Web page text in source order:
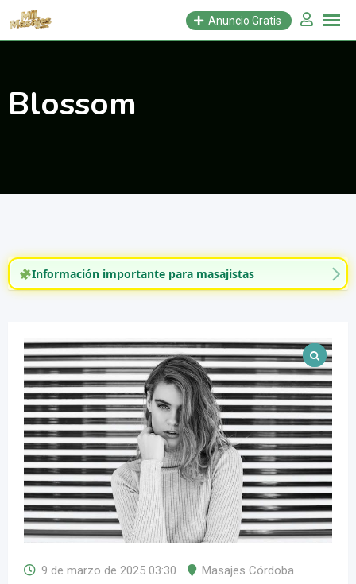
Saltar
Anuncio Gratis
Blossom
Información importante para masajistas
9 de marzo de 2025 03:30
Masajes Córdoba